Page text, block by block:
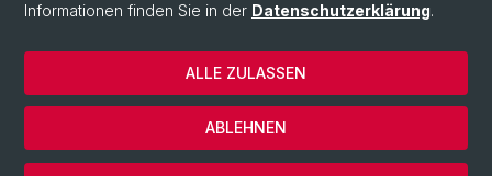
© Universität Basel
Wirtschaftswissenschaftliche Fakultät
Datenschutzerklärung
Informationen finden Sie in der Datenschutzerklärung.
ABLEHNEN
ALLE ZULASSEN